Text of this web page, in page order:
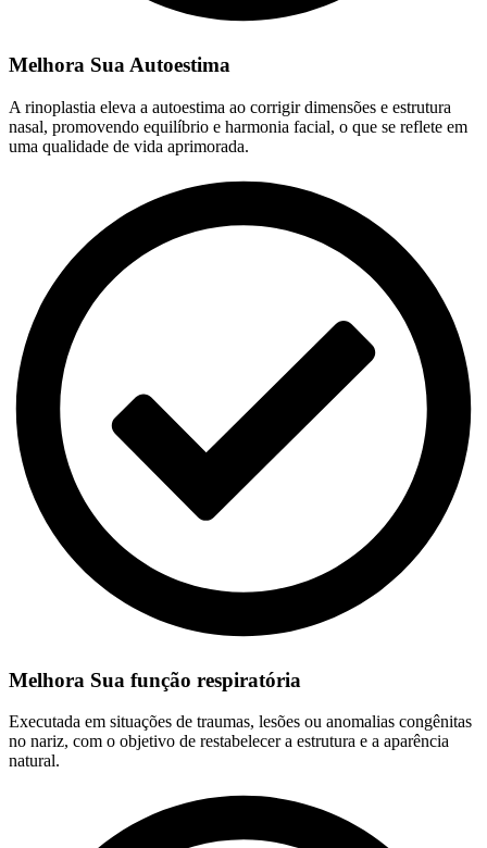
Melhora Sua Autoestima
A rinoplastia eleva a autoestima ao corrigir dimensões e estrutura
nasal, promovendo equilíbrio e harmonia facial, o que se reflete em
uma qualidade de vida aprimorada.
Melhora Sua função respiratória
Executada em situações de traumas, lesões ou anomalias congênitas
no nariz, com o objetivo de restabelecer a estrutura e a aparência
natural.